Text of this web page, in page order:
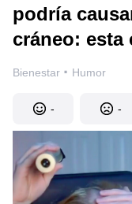
podría
cráneo: esta
Bienestar · Humor
- -